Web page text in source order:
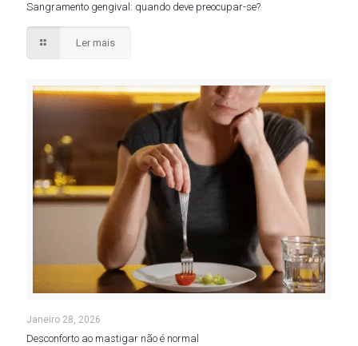
Sangramento gengival: quando deve preocupar-se?
Ler mais
Janeiro 28, 2026
Desconforto ao mastigar não é normal